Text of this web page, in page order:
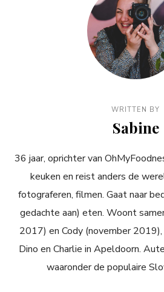
WRITTEN BY
Sabine
36 jaar, oprichter van
keuken en reist anders de
fotograferen, filmen. Gaat naar
gedachte aan) eten. Woont
2017) en Cody (november
Dino en Charlie in Apeldoorn.
waaronder de populaire